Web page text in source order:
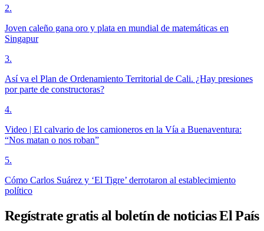
2.
Joven caleño gana oro y plata en mundial de matemáticas en
Singapur
3.
Así va el Plan de Ordenamiento Territorial de Cali. ¿Hay presiones
por parte de constructoras?
4.
Video | El calvario de los camioneros en la Vía a Buenaventura:
“Nos matan o nos roban”
5.
Cómo Carlos Suárez y ‘El Tigre’ derrotaron al establecimiento
político
Regístrate gratis al boletín de noticias El País